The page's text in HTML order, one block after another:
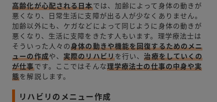
高齢化が心配される日本では、加齢によって身体の動きが
悪くなり、日常生活に支障が出る人が少なくありません。
加齢以外にも、ケガなどによって同じように身体の動きが
悪くなり、生活に支障をきたす人もいます。理学療法士は
そういった人々の身体の動きや機能を回復するためのメニ
ューの作成や、実際のリハビリを行い、治療をしていくの
が仕事です。ここではそんな理学療法士の仕事の中身や実
態を解説します。
リハビリのメニュー作成